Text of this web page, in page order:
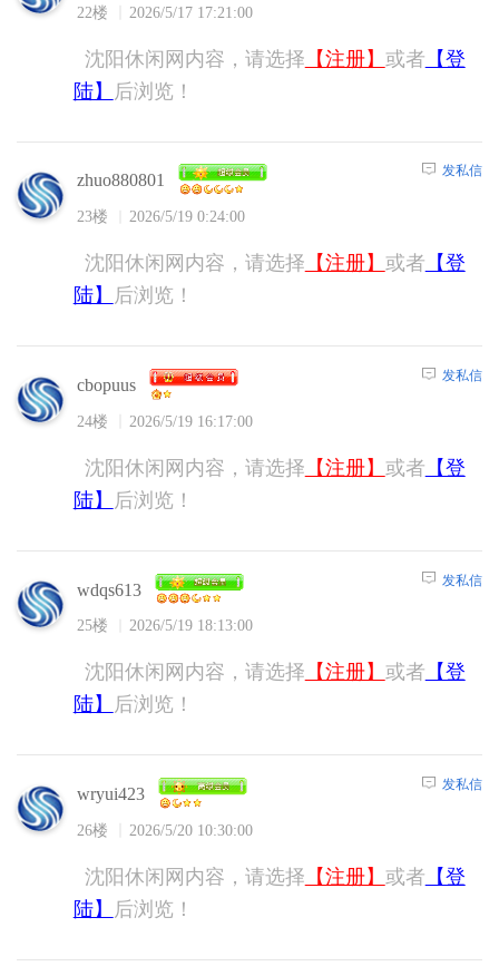
22楼 2026/5/17 17:21:00
沈阳休闲网内容，请选择 【注册】 或者 【登
陆】
后浏览！
zhuo880801
23楼 2026/5/19 0:24:00
发私信
沈阳休闲网内容，请选择 【注册】 或者 【登
陆】
后浏览！
cbopuus
24楼 2026/5/19 16:17:00
发私信
沈阳休闲网内容，请选择 【注册】 或者 【登
陆】
后浏览！
wdqs613
25楼 2026/5/19 18:13:00
发私信
沈阳休闲网内容，请选择 【注册】 或者 【登
陆】
后浏览！
wryui423
26楼 2026/5/20 10:30:00
发私信
沈阳休闲网内容，请选择 【注册】 或者 【登
陆】
后浏览！